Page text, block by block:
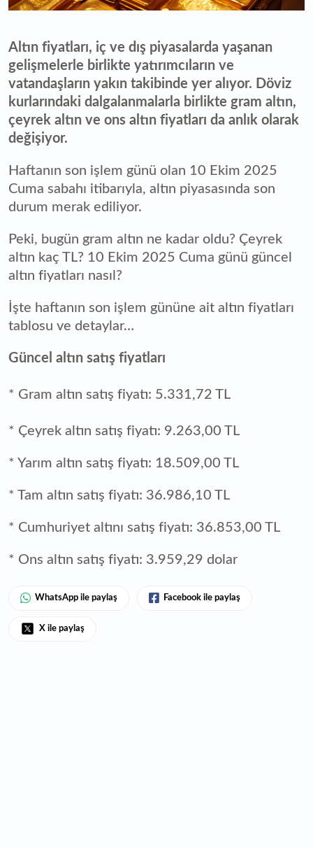
Altın fiyatları, iç ve dış piyasalarda yaşanan
gelişmelerle birlikte yatırımcıların ve
vatandaşların yakın takibinde yer alıyor. Döviz
kurlarındaki dalgalanmalarla birlikte gram altın,
çeyrek altın ve ons altın fiyatları da anlık olarak
değişiyor.
Haftanın son işlem günü olan 10 Ekim 2025
Cuma sabahı itibarıyla, altın piyasasında son
durum merak ediliyor.
Peki, bugün gram altın ne kadar oldu? Çeyrek
altın kaç TL? 10 Ekim 2025 Cuma günü güncel
altın fiyatları nasıl?
İşte haftanın son işlem gününe ait altın fiyatları
tablosu ve detaylar…
Güncel altın satış fiyatları
* Gram altın satış fiyatı: 5.331,72 TL
* Çeyrek altın satış fiyatı: 9.263,00 TL
* Yarım altın satış fiyatı: 18.509,00 TL
* Tam altın satış fiyatı: 36.986,10 TL
* Cumhuriyet altını satış fiyatı: 36.853,00 TL
* Ons altın satış fiyatı: 3.959,29 dolar
WhatsApp ile paylaş Facebook ile paylaş
X ile paylaş